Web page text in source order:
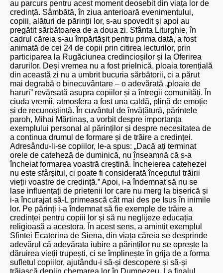
au parcurs pentru acest moment deosebit din viața lor de
credință. Sâmbătă, în ziua anterioară evenimentului,
copiii, alături de părinții lor, s-au spovedit și apoi au
pregătit sărbătoarea de a doua zi. Sfânta Liturghie, în
cadrul căreia s-au împărtășit pentru prima dată, a fost
animată de cei 24 de copii prin citirea lecturilor, prin
participarea la Rugăciunea credincioșilor și la Oferirea
darurilor. Deși vremea nu a fost prielnică, ploaia torențială
din această zi nu a umbrit bucuria sărbătorii, ci a părut
mai degrabă o binecuvântare – o adevărată „ploaie de
haruri” revărsată asupra copiilor și a întregii comunități. În
ciuda vremii, atmosfera a fost una caldă, plină de emoție
și de recunoștință. În cuvântul de învățătură, părintele
paroh, Mihai Mărtinaș, a vorbit despre importanța
exemplului personal al părinților și despre necesitatea de
a continua drumul de formare și de trăire a credinței.
Adresându-li-se copiilor, le-a spus: „Dacă ați terminat
orele de cateheză de duminică, nu înseamnă că s-a
încheiat formarea voastră creștină. Încheierea catehezei
nu este sfârșitul, ci poate fi considerată începutul trăirii
vieții voastre de credință.” Apoi, i-a îndemnat să nu se
lase influențați de prietenii lor care nu merg la biserică și
i-a încurajat să-L primească cât mai des pe Isus în inimile
lor. Pe părinți i-a îndemnat să fie exemple de trăire a
credinței pentru copiii lor și să nu neglijeze educația
religioasă a acestora. În acest sens, a amintit exemplul
Sfintei Ecaterina de Siena, din viața căreia se desprinde
adevărul că adevărata iubire a părinților nu se oprește la
dăruirea vieții trupești, ci se împlinește în grija de a forma
sufletul copiilor, ajutându-i să-și descopere și să-și
trăiască deplin chemarea lor în Dumnezeu. La finalul